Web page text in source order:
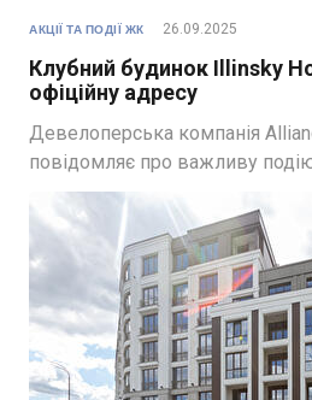
АКЦІЇ ТА ПОДІЇ ЖК 26.09.2025
Клубний будинок Illinsky
офіційну адресу
Девелоперська компанія
повідомляє про важливу